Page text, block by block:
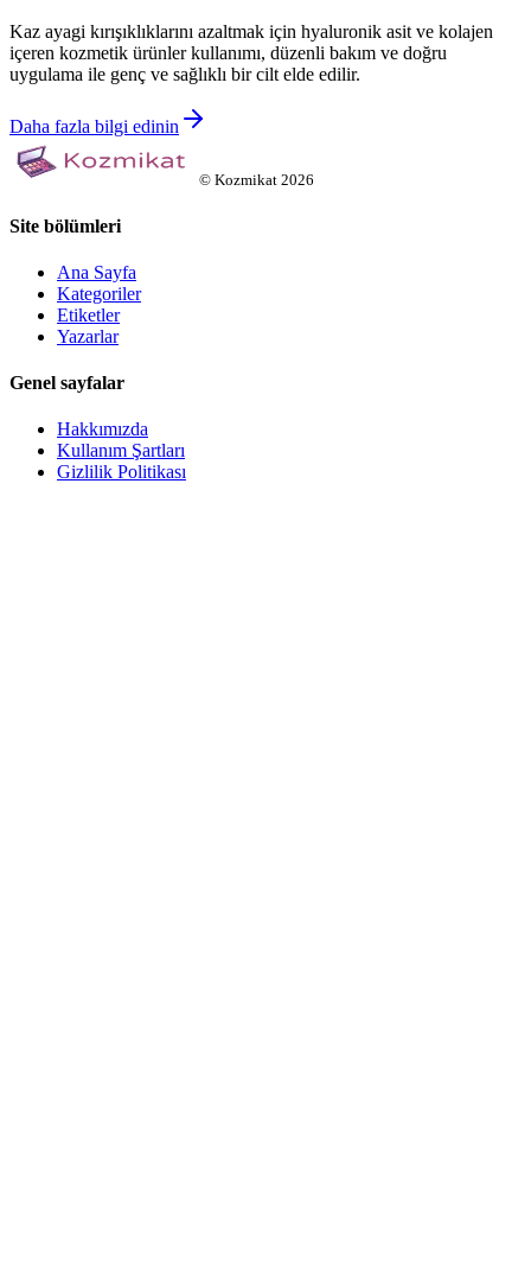
Kaz ayagi kırışıklıklarını azaltmak için hyaluronik asit ve kolajen
içeren kozmetik ürünler kullanımı, düzenli bakım ve doğru
uygulama ile genç ve sağlıklı bir cilt elde edilir.
Daha fazla bilgi edinin
© Kozmikat 2026
Site bölümleri
Ana Sayfa
Kategoriler
Etiketler
Yazarlar
Genel sayfalar
Hakkımızda
Kullanım Şartları
Gizlilik Politikası